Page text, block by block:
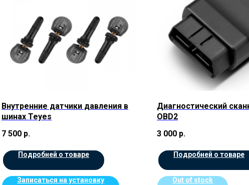
Внутренние датчики давления в
шинах Teyes
7 500 р.
Подробней о товаре
Записаться на установку
Диагностический
OBD2
3 000 р.
Подробней о товаре
Out of stock